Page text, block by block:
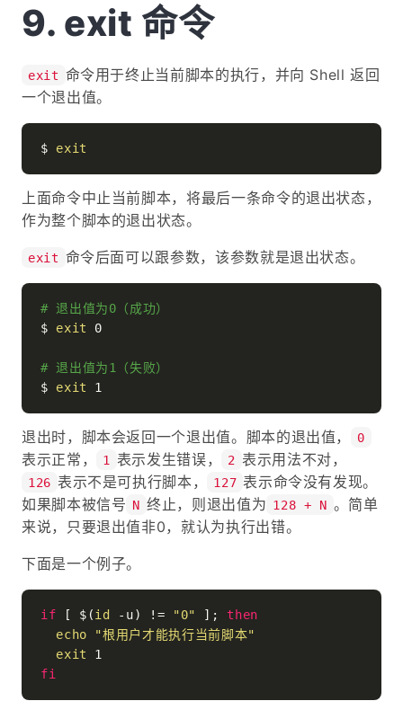
exit 命令
exit 命令用于终止当前脚本的执行，并向 Shell 返回
一个退出值。
$ exit
上面命令中止当前脚本，将最后一条命令的退出状态，
作为整个脚本的退出状态。
exit 命令后面可以跟参数，该参数就是退出状态。
# 退出值为0（成功）
$ exit 0
# 退出值为1（失败）
$ exit
退出时，脚本会返回一个退出值。脚本的退出值， 0
表示正常， 1 表示发生错误， 2 表示用法不对，
126 表示不是可执行脚本， 127 表示命令没有发现。
如果脚本被信号 N 终止，则退出值为 128 + N 。简单
来说，只要退出值非0，就认为执行出错。
下面是一个例子。
if [ $(id -u) != "0" ]; then
echo
"根用户才能执行当前脚本"
exit
fi